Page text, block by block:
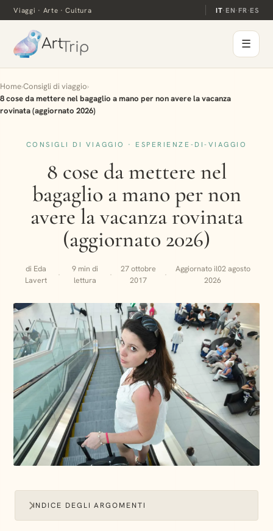
Viaggi · Arte · Cultura IT·EN·FR·ES
☰
Home›Consigli di viaggio›
8 cose da mettere nel bagaglio a mano per non avere la vacanza
rovinata (aggiornato 2026)
CONSIGLI DI VIAGGIO · ESPERIENZE-DI-VIAGGIO
8 cose da mettere nel
bagaglio a mano per non
avere la vacanza rovinata
(aggiornato 2026)
di Eda
Lavert
·
9 min di
lettura
·
27 ottobre
2017
·
Aggiornato il02 agosto
2026
INDICE DEGLI ARGOMENTI